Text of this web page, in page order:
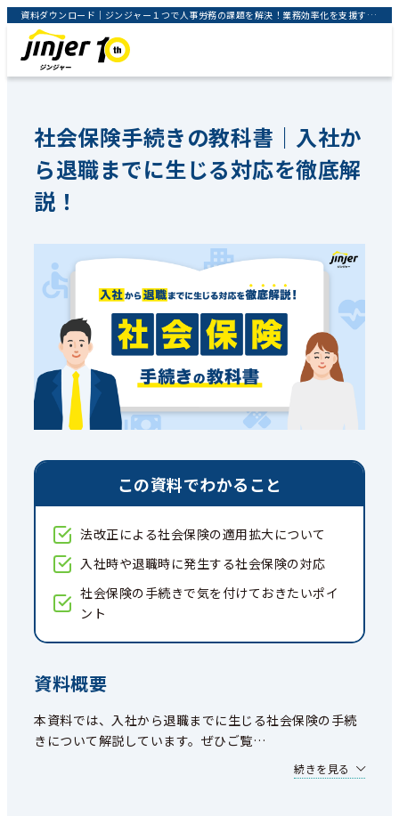
資料ダウンロード｜ジンジャー１つで人事労務の課題を解決！業務効率化を支援するクラウドサービス｜jinjer株式会社
社会保険手続きの教科書｜入社か
ら退職までに生じる対応を徹底解
説！
この資料でわかること
法改正による社会保険の適用拡大について
入社時や退職時に発生する社会保険の対応
社会保険の手続きで気を付けておきたいポイ
ント
資料概要
本資料では、入社から退職までに生じる社会保険の手続
きについて解説しています。ぜひご覧…
続きを見る